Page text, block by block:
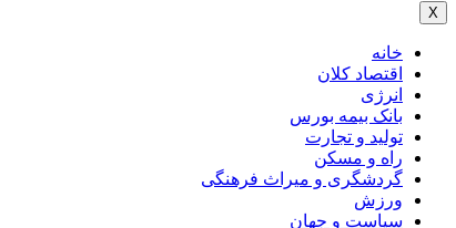
X
خانه
اقتصاد کلان
انرژی
بانک بیمه بورس
تولید و تجارت
راه و مسکن
گردشگری و میراث فرهنگی
ورزش
سیاست و جهان